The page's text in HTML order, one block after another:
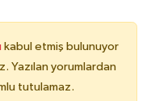
kabul etmiş bulunuyor
Yazılan yorumlardan
tutulamaz.